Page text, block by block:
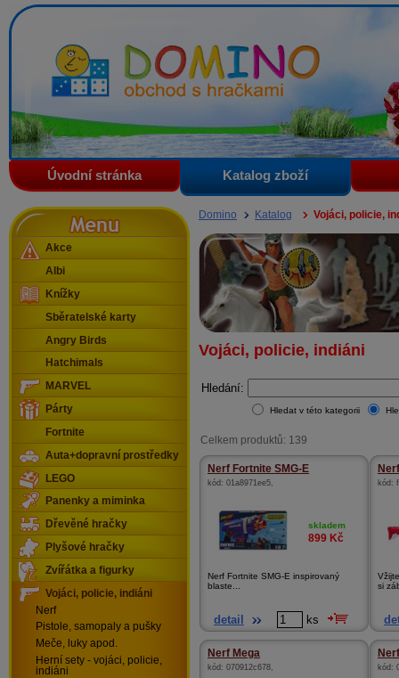
Domino - obchod s hračkami
Úvodní stránka Katalog zboží
Domino Katalog Vojáci, policie,
Vojáci, policie, indiáni
Hledání:
Hledat v této kategorii
Celkem produktů: 139
Nerf Fortnite SMG-E
kód: 01a8971ee5,
skladem
899 Kč
Nerf Fortnite SMG-E inspirovaný
blaste...
detail ks
kód:
si
Nerf Mega
kód: 070912c678, kód:
Menu
Akce
Albi
Knížky
Sběratelské karty
Angry Birds
Hatchimals
MARVEL
Párty
Fortnite
Auta+dopravní prostředky
LEGO
Panenky a miminka
Dřevěné hračky
Plyšové hračky
Zvířátka a figurky
Vojáci, policie, indiáni
Nerf
Pistole, samopaly a pušky
Meče, luky apod.
Herní sety - vojáci, policie,
indiáni